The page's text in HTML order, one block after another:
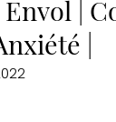
Envol |
|